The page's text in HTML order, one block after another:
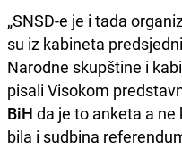
„SNSD-e je i tada
su iz kabineta
Narodne skupštine i
pisali Visokom
BiH da je to anketa a
bila i sudbina